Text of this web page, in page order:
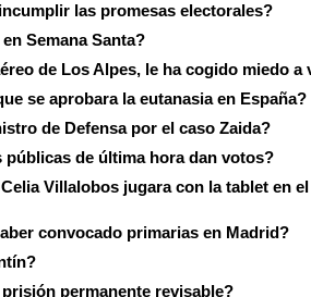
las promesas electorales?
Semana Santa?
de Los Alpes, le ha cogido miedo a
se aprobara la eutanasia en España?
de Defensa por el caso Zaida?
públicas de última hora dan votos?
Villalobos jugara con la tablet en el
convocado primarias en Madrid?
permanente revisable?